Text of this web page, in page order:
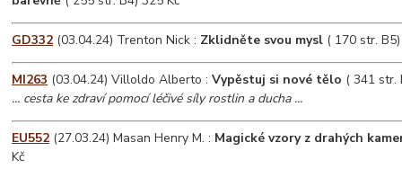
GD332 (03.04.24) Trenton Nick : Zklidněte svou mysl ( 170 str.
MI263 (03.04.24) Villoldo Alberto :Vypěstuj si nové tělo ( 341 str.
... cesta ke zdraví pomocí léčivé síly rostlin a ducha ...
EU552 (27.03.24) Masan Henry M. : Magické vzory z drahých
Kč